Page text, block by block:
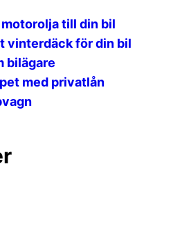
till din bil
vinterdäck för din bil
bilägare
med privatlån